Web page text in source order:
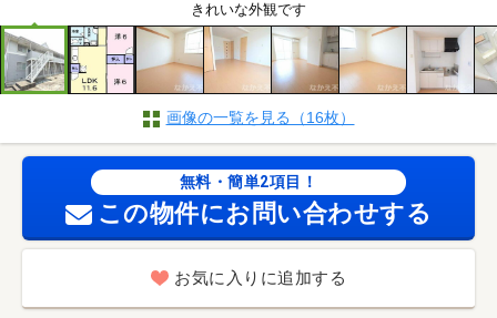
きれいな外観です
画像の一覧を見る（16枚）
無料・簡単2項目！
この物件にお問い合わせする
お気に入りに追加する